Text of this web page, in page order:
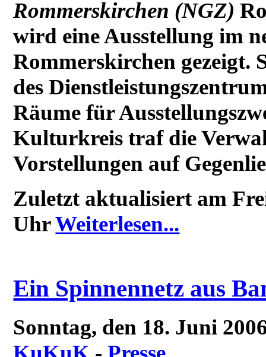
Rommerskirchen (NGZ)
wird eine Ausstellung im
Rommerskirchen gezeigt.
des
Räume für
Kulturkreis traf die
Vorstellungen auf
Zuletzt aktualisiert am
UhrWeiterlesen...
Ein Spinnennetz aus
Sonntag, den 18. Juni